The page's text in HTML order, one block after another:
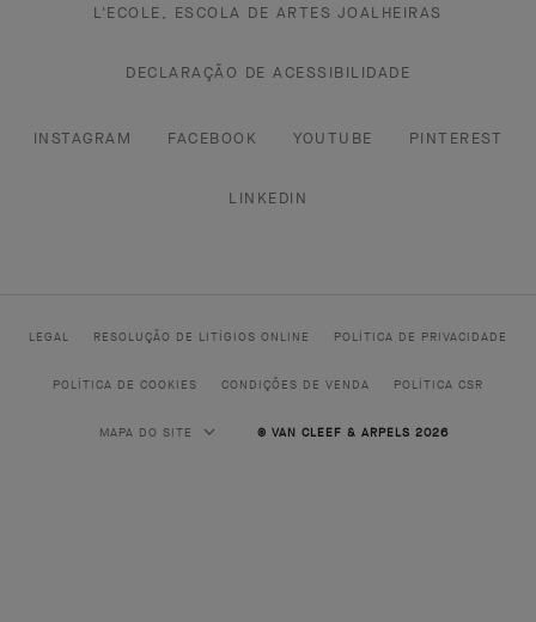
L'ECOLE, ESCOLA DE ARTES JOALHEIRAS
DECLARAÇÃO DE ACESSIBILIDADE
INSTAGRAM FACEBOOK YOUTUBE PINTEREST
LINKEDIN
LEGAL RESOLUÇÃO DE LITÍGIOS ONLINE POLÍTICA DE PRIVACIDADE
POLÍTICA DE COOKIES CONDIÇÕES DE VENDA POLÍTICA CSR
MAPA DO SITE © VAN CLEEF & ARPELS 2026